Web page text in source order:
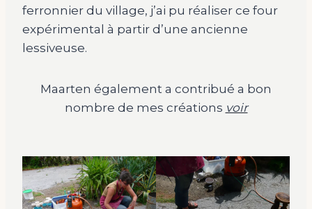
ferronnier du village, j’ai pu réaliser ce four
expérimental à partir d’une ancienne
lessiveuse.
Maarten également a contribué a bon
nombre de mes créations voir